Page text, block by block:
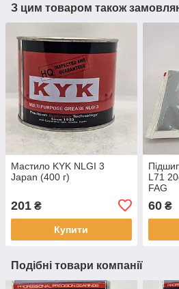
З цим товаром також
Мастило KYK NLGI 3
Japan (400 г)
201 ₴
Купити
L71
FAG
60₴
Подібні товари компанії